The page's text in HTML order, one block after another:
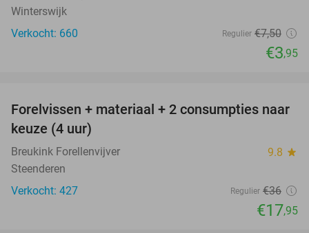
Winterswijk
Verkocht: 660
Regulier €7,50
€3,95
50%
Forelvissen + materiaal + 2 consumpties naar
keuze (4 uur)
Breukink Forellenvijver 9.8 star
Steenderen
Verkocht: 427
Regulier €36
€17,95